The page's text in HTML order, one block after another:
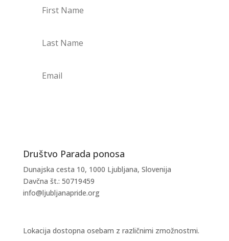
Društvo Parada ponosa
Dunajska cesta 10, 1000 Ljubljana, Slovenija
Davčna št.: 50719459
info@ljubljanapride.org
Lokacija dostopna osebam z različnimi zmožnostmi.